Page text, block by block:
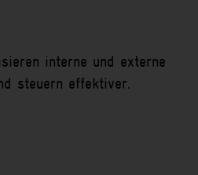
interne und externe
steuern effektiver.